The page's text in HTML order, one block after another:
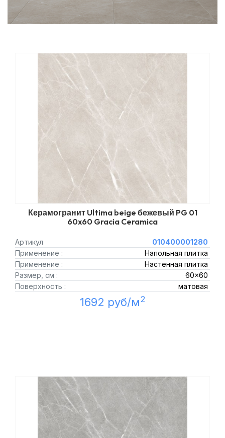
Керамогранит Ultima beige бежевый PG 01
60x60 Gracia Ceramica
Артикул
010400001280
Применение :
Напольная плитка
Применение :
Настенная плитка
Размер, см :
60x60
Поверхность :
матовая
1692 руб/м2